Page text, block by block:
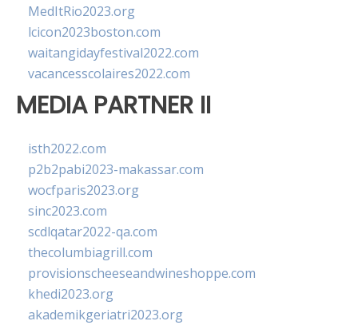
MedItRio2023.org
lcicon2023boston.com
waitangidayfestival2022.com
vacancesscolaires2022.com
MEDIA PARTNER II
isth2022.com
p2b2pabi2023-makassar.com
wocfparis2023.org
sinc2023.com
scdlqatar2022-qa.com
thecolumbiagrill.com
provisionscheeseandwineshoppe.com
khedi2023.org
akademikgeriatri2023.org